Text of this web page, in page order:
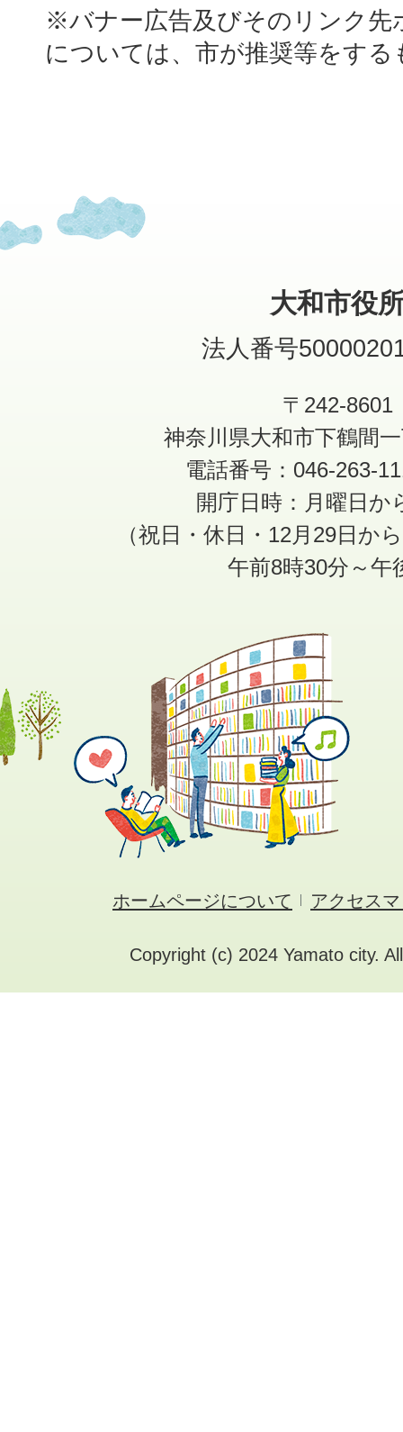
※バナー広告及びそのリンク先
については、市が推奨等をす
大和市役
法人番号
〒242-8601
神奈川県大和市下鶴間
電話番号：046-263-
開庁日時：月曜日か
（祝日・休日・12月29日か
午前8時30分～午
ホームページについて アクセス
Copyright (c) 2024 Yamato city.